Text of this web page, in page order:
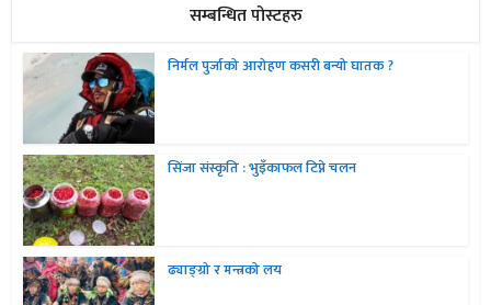
सम्बन्धित पोस्टहरु
निर्मल पुर्जाको आरोहण कसरी बन्यो घातक ?
सिंजा संस्कृति : भुइँकाफल टिप्ने चलन
ढ्याङ्ग्रो र मन्त्रको लय